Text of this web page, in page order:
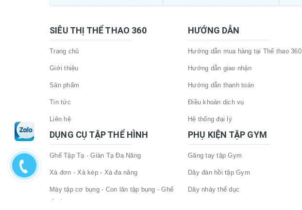
SIÊU THỊ THỂ THAO 360
Trang chủ
Giới thiệu
Sản phẩm
Tin tức
Liên hệ
DỤNG CỤ TẬP THỂ HÌNH
Ghế Tập Tạ - Giàn Tạ Đa Năng
Xà đơn - Xà kép - Xà đa năng
Máy tập cơ bụng - Con lăn tập bụng - Ghế
tập bụng
HƯỚNG DẪN
Hướng dẫn mua hàng tại Thể thao 360
Hướng dẫn giao nhận
Hướng dẫn thanh toán
Điều khoản dịch vụ
Hệ thống đại lý
PHỤ KIỆN TẬP GYM
Găng tay tập Gym
Dây đàn hồi tập Gym
Dây nhảy thể dục